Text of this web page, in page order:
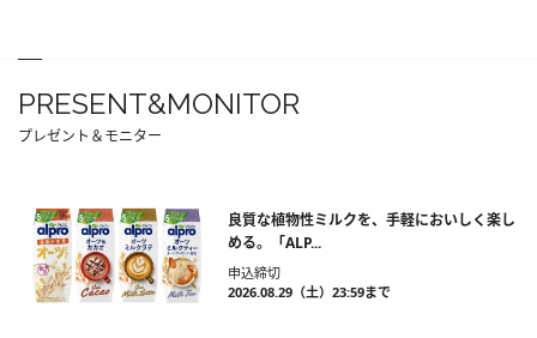
PRESENT&MONITOR
プレゼント＆モニター
良質な植物性ミルクを、手軽においしく楽し
める。「ALP...
申込締切
2026.08.29（土）23:59まで